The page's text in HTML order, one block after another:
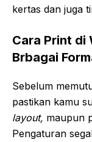
kertas dan juga
Cara Print di
Brbagai
Sebelum
pastikan kamu
layout, maupun
Pengaturan